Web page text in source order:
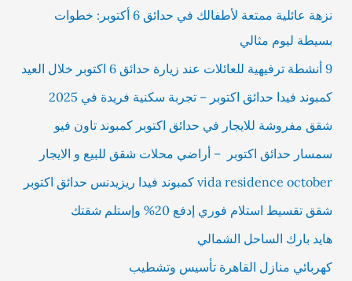
نزهة عائلية ممتعة لأطفالك في حدائق 6 أكتوبر: خطوات
بسيطة ليوم مثالي
9 أنشطة ترفيهية للعائلات عند زيارة حدائق 6 اكتوبر خلال العيد
كمبوند فيدا حدائق اكتوبر – تجربة سكنية فريدة في 2025
شقق مفروشة للايجار في حدائق اكتوبر كمبوند تاون فيو
سمسار حدائق اكتوبر – أراضي محلات شقق للبيع و الايجار
vida residence october كمبوند فيدا ريزيدنس حدائق اكتوبر
شقق تقسيط استلام فوري إدفع 20% وإستلم شقتك
هايد بارك الساحل الشمالي
كهربائي منازل القاهرة تأسيس وتشطيب